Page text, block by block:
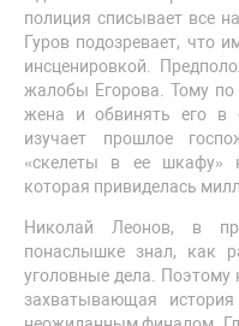
полиция списывает все
Гуров подозревает, что
инсценировкой.
жалобы Егорова. Тому по
жена и обвинять его в
изучает прошлое
«скелеты в ее шкафу»
которая привиделась
Николай Леонов, в
понаслышке знал, как
уголовные дела. Поэтому
захватывающая